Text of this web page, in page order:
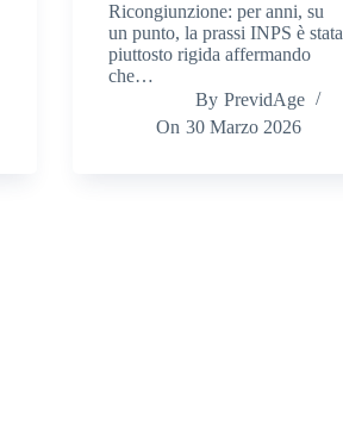
Ricongiunzione: per anni, su
un punto, la prassi INPS è stata
piuttosto rigida affermando
che…
By PrevidAge
On 30 Marzo 2026